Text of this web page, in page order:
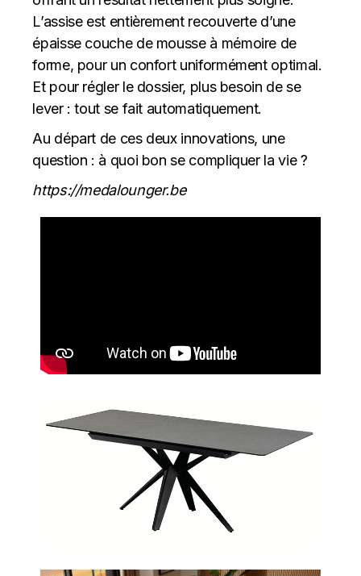
L’assise est entièrement recouverte d’une
épaisse couche de mousse à mémoire de
forme, pour un confort uniformément optimal.
Et pour régler le dossier, plus besoin de se
lever : tout se fait automatiquement.
Au départ de ces deux innovations, une
question : à quoi bon se compliquer la vie ?
https://medalounger.be